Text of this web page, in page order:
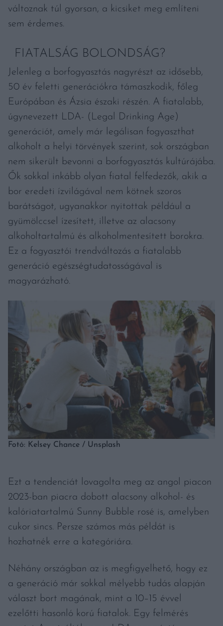
változnak túl gyorsan, a kicsiket meg említeni
sem érdemes.
FIATALSÁG BOLONDSÁG?
Jelenleg a borfogyasztás nagyrészt az idősebb,
50 év feletti generációkra támaszkodik, főleg
Európában és Ázsia északi részén. A fiatalabb,
úgynevezett LDA- (Legal Drinking Age)
generációt, amely már legálisan fogyaszthat
alkoholt a helyi törvények szerint, sok országban
nem sikerült bevonni a borfogyasztás kultúrájába.
Ők sokkal inkább olyan fiatal felfedezők, akik a
bor eredeti ízvilágával nem kötnek szoros
barátságot, ugyanakkor nyitottak például a
gyümölccsel ízesített, illetve az alacsony
alkoholtartalmú és alkoholmentesített borokra.
Ez a fogyasztói trendváltozás a fiatalabb
generáció egészségtudatosságával is
magyarázható.
Fotó: Kelsey Chance / Unsplash
Ezt a tendenciát lovagolta meg az angol piacon
2023-ban piacra dobott alacsony alkohol- és
kalóriatartalmú Sunny Bubble rosé is, amelyben
cukor sincs. Persze számos más példát is
hozhatnék erre a kategóriára.
Néhány országban az is megfigyelhető, hogy ez
a generáció már sokkal mélyebb tudás alapján
választ bort magának, mint a 10–15 évvel
ezelőtti hasonló korú fiatalok. Egy felmérés